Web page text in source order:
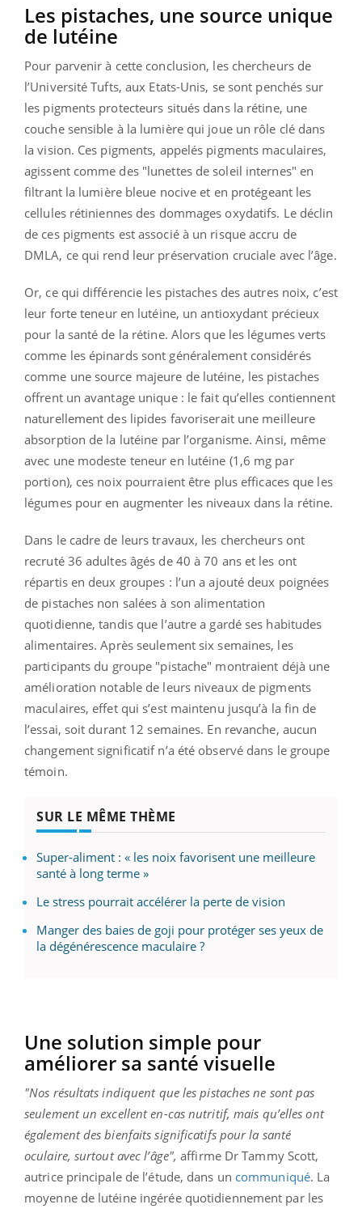
Les pistaches, une source unique
de lutéine
Pour parvenir à cette conclusion, les chercheurs de
l’Université Tufts, aux Etats-Unis, se sont penchés sur
les pigments protecteurs situés dans la rétine, une
couche sensible à la lumière qui joue un rôle clé dans
la vision. Ces pigments, appelés pigments maculaires,
agissent comme des "lunettes de soleil internes" en
filtrant la lumière bleue nocive et en protégeant les
cellules rétiniennes des dommages oxydatifs. Le déclin
de ces pigments est associé à un risque accru de
DMLA, ce qui rend leur préservation cruciale avec l’âge.
Or, ce qui différencie les pistaches des autres noix, c’est
leur forte teneur en lutéine, un antioxydant précieux
pour la santé de la rétine. Alors que les légumes verts
comme les épinards sont généralement considérés
comme une source majeure de lutéine, les pistaches
offrent un avantage unique : le fait qu’elles contiennent
naturellement des lipides favoriserait une meilleure
absorption de la lutéine par l’organisme. Ainsi, même
avec une modeste teneur en lutéine (1,6 mg par
portion), ces noix pourraient être plus efficaces que les
légumes pour en augmenter les niveaux dans la rétine.
Dans le cadre de leurs travaux, les chercheurs ont
recruté 36 adultes âgés de 40 à 70 ans et les ont
répartis en deux groupes : l’un a ajouté deux poignées
de pistaches non salées à son alimentation
quotidienne, tandis que l’autre a gardé ses habitudes
alimentaires. Après seulement six semaines, les
participants du groupe "pistache" montraient déjà une
amélioration notable de leurs niveaux de pigments
maculaires, effet qui s’est maintenu jusqu’à la fin de
l’essai, soit durant 12 semaines. En revanche, aucun
changement significatif n’a été observé dans le groupe
témoin.
SUR LE MÊME THÈME
Super-aliment : « les noix favorisent une meilleure
santé à long terme »
Le stress pourrait accélérer la perte de vision
Manger des baies de goji pour protéger ses yeux de
la dégénérescence maculaire ?
Une solution simple pour
améliorer sa santé visuelle
"Nos résultats indiquent que les pistaches ne sont pas
seulement un excellent en-cas nutritif, mais qu’elles ont
également des bienfaits significatifs pour la santé
oculaire, surtout avec l’âge", affirme Dr Tammy Scott,
autrice principale de l’étude, dans un communiqué. La
moyenne de lutéine ingérée quotidiennement par les